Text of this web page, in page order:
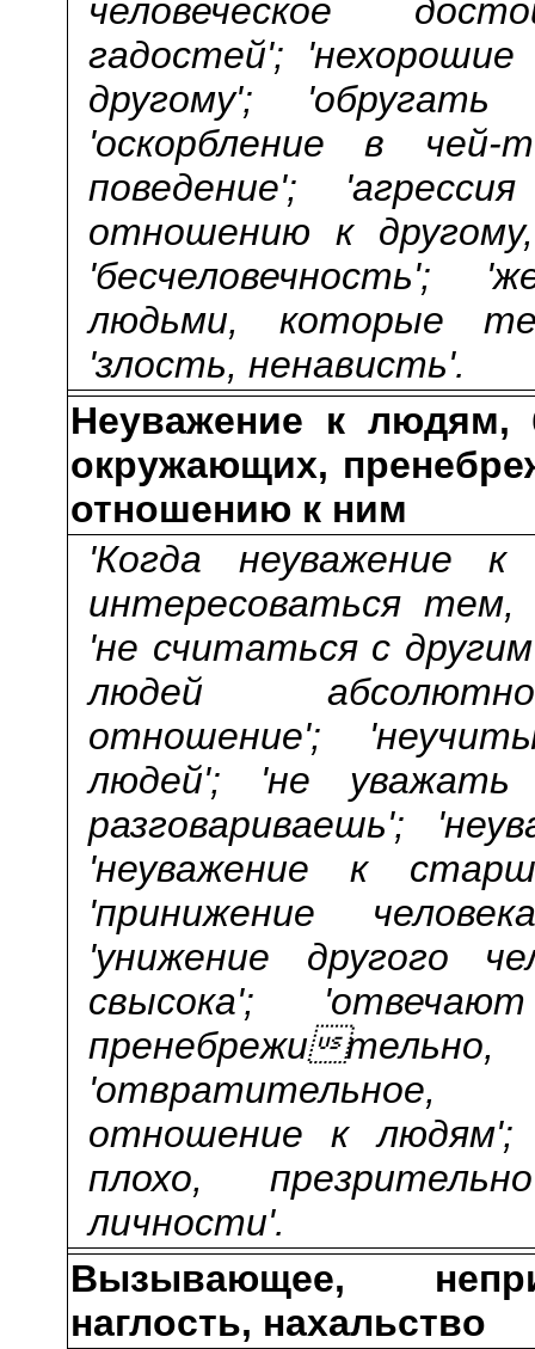
человеческое
гадостей';
другому'; 'обругать
'оскорбление в чей-
поведение';
отношению к
'бесчеловечность';
людьми, которые
'злость, ненависть'.
Неуважение к людям,
окружающих,
отношению к ним
'Когда неуважение к
интересоваться тем,
'не считаться с
людей
отношение';
людей'; 'не уважать
разговариваешь';
'неуважение к
'принижение
'унижение другого
свысока';
пренебрежи
'отвратительное,
отношение к людям';
плохо,
личности'.
Вызывающее,
наглость, нахальство